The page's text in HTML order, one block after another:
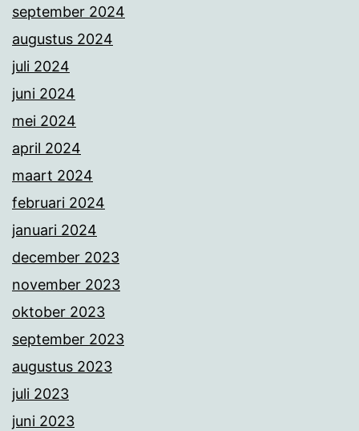
september 2024
augustus 2024
juli 2024
juni 2024
mei 2024
april 2024
maart 2024
februari 2024
januari 2024
december 2023
november 2023
oktober 2023
september 2023
augustus 2023
juli 2023
juni 2023